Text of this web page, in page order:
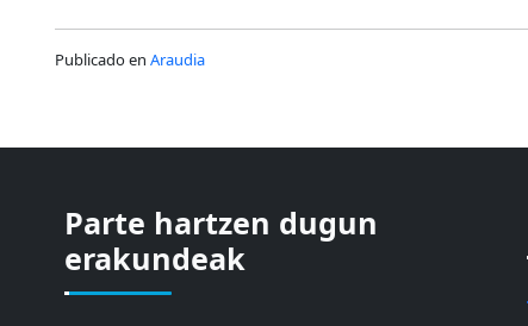
Publicado en Araudia
Parte hartzen dugun
erakundeak
ASTIC
GIPUZKOAKO MERKATARITZA GANBERA
DONOSTIAKO UDALEKO
MUGIKORTASUNERAKO AHOLKU